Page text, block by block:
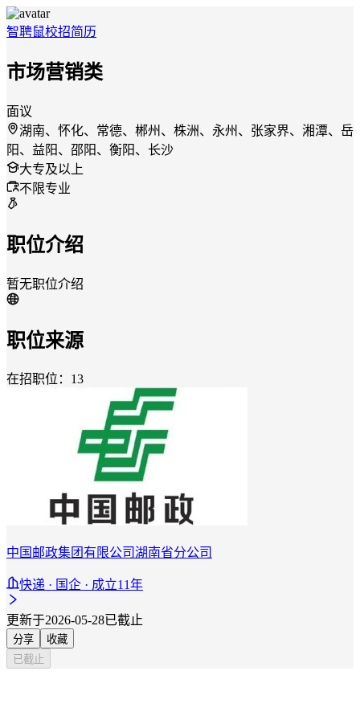
智聘鼠校招简历
市场营销类
面议
湖南、怀化、常德、郴州、株洲、永州、张家界、湘潭、岳
阳、益阳、邵阳、衡阳、长沙
大专及以上
不限专业
职位介绍
暂无职位介绍
职位来源
在招职位：13
中国邮政集团有限公司湖南省分公司
快递 · 国企 · 成立11年
更新于2026-05-28已截止
分享
收藏
已截止